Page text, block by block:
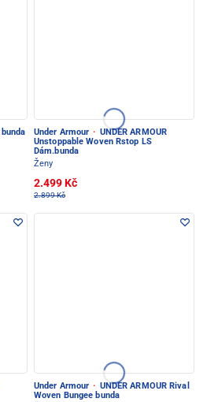
Under Armour · UNDER ARMOUR
Unstoppable Woven Rstop LS
Dám.bunda
Ženy
2.499 Kč
2.899 Kč
Under Armour · UNDER ARMOUR Rival
Woven Bungee bunda